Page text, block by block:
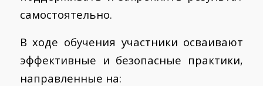
самостоятельно.
В ходе обучения участники осваивают
эффективные и безопасные практики,
направленные на: